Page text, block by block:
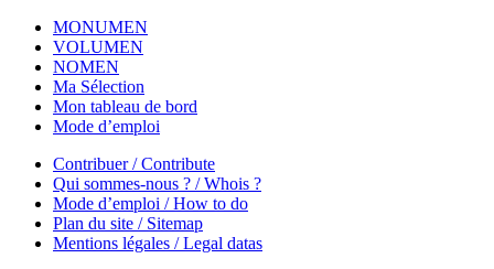
MONUMEN
VOLUMEN
NOMEN
Ma Sélection
Mon tableau de bord
Mode d’emploi
Contribuer / Contribute
Qui sommes-nous ? / Whois ?
Mode d’emploi / How to do
Plan du site / Sitemap
Mentions légales / Legal datas